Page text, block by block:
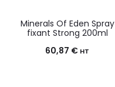
Minerals Of Eden Spray
fixant Strong 200ml
60,87 € HT